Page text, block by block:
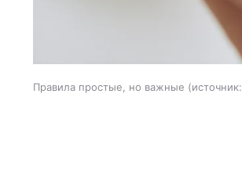
Правила простые, но важные источник: